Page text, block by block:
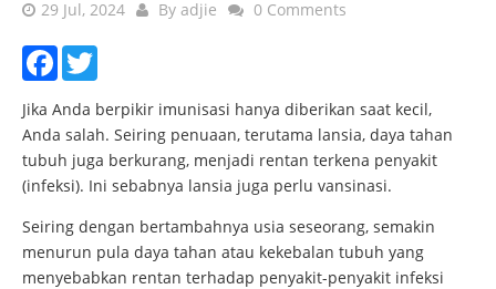
29 Jul, 2024 By adjie 0 Comments
Facebook
Jika Anda berpikir imunisasi hanya diberikan saat kecil,
Anda salah. Seiring penuaan, terutama lansia, daya tahan
tubuh juga berkurang, menjadi rentan terkena penyakit
(infeksi). Ini sebabnya lansia juga perlu vansinasi.
Seiring dengan bertambahnya usia seseorang, semakin
menurun pula daya tahan atau kekebalan tubuh yang
menyebabkan rentan terhadap penyakit-penyakit infeksi